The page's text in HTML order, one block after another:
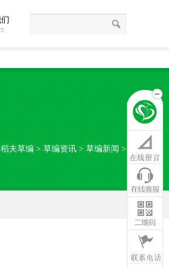
稻夫草编制品厂
稻夫草编 > 草编资讯 > 草编新闻 >